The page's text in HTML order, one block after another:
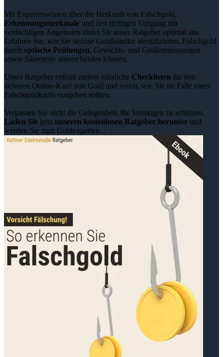
Mit Expertenwissen über die Herkunft von Falschgold,
Erkennungsmerkmale und den richtigen Umgang mit
verdächtigen Angeboten rüstet Sie unser Ratgeber optimal aus.
Erfahren Sie, wie Sie seriöse Goldhändler identifizieren, Falschgold
durch optische Prüfungen, Gewichts- und Größenmessungen
sowie Säuretests unterscheiden können.
Unser Ratgeber enthält zudem nützliche Checklisten für den
sicheren Online-Kauf von Gold und verrät, wie Sie im Falle eines
Falschgoldkaufs vorgehen sollten.
Verpassen Sie nicht die Gelegenheit, Ihr Vermögen zu schützen.
Laden Sie jetzt unseren kostenlosen Ratgeber herunter und
werden Sie zum Goldexperten...